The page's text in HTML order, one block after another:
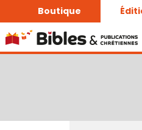
Boutique